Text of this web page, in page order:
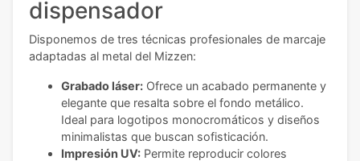
dispensador
Disponemos de tres técnicas profesionales de marcaje
adaptadas al metal del Mizzen:
Grabado láser: Ofrece un acabado permanente y
elegante que resalta sobre el fondo metálico.
Ideal para logotipos monocromáticos y diseños
minimalistas que buscan sofisticación.
Impresión UV: Permite reproducir colores